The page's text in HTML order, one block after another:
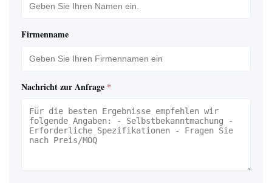
Firmenname
Nachricht zur Anfrage *